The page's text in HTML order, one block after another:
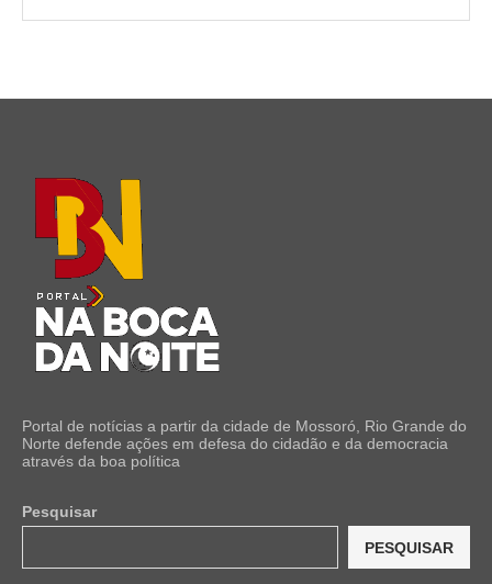
Portal de notícias a partir da cidade de Mossoró, Rio Grande do
Norte defende ações em defesa do cidadão e da democracia
através da boa política
Pesquisar
PESQUISAR